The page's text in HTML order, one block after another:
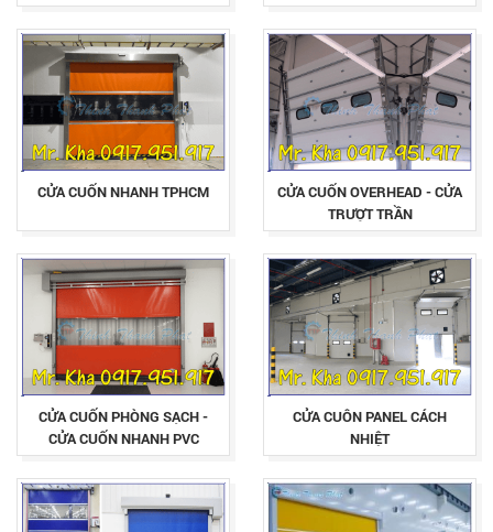
CỬA CUỐN NHANH TPHCM
CỬA CUỐN OVERHEAD - CỬA
TRƯỢT TRẦN
CỬA CUỐN PHÒNG SẠCH -
CỬA CUỐN NHANH PVC
CỬA CUÔN PANEL CÁCH
NHIỆT